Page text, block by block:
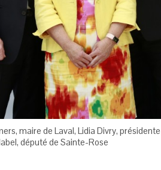
maire de Laval, Lidia Divry,
député de Sainte-Rose